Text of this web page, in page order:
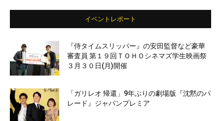
イベントレポート
『侍タイムスリッパー』の安田監督など豪華
審査員 第１９回ＴＯＨＯシネマズ学生映画祭
３月３０日(月)開催
「ガリレオ 帰還」9年ぶりの劇場版『沈黙のパ
レード』ジャパンプレミア